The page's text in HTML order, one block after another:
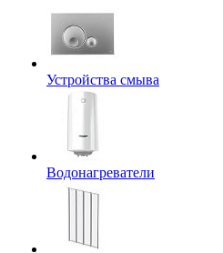
Устройства смыва
Водонагреватели